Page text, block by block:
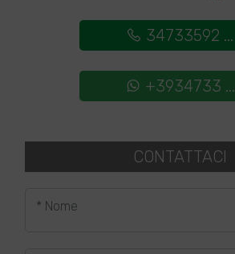
34733592 ...
+3934733 ...
CONTATTACI
* Nome